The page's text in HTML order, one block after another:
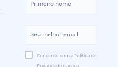
Concordo com a Política de
Privacidade e aceito